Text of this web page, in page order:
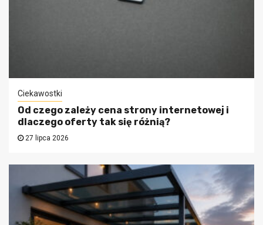
Ciekawostki
Od czego zależy cena strony internetowej i
dlaczego oferty tak się różnią?
27 lipca 2026